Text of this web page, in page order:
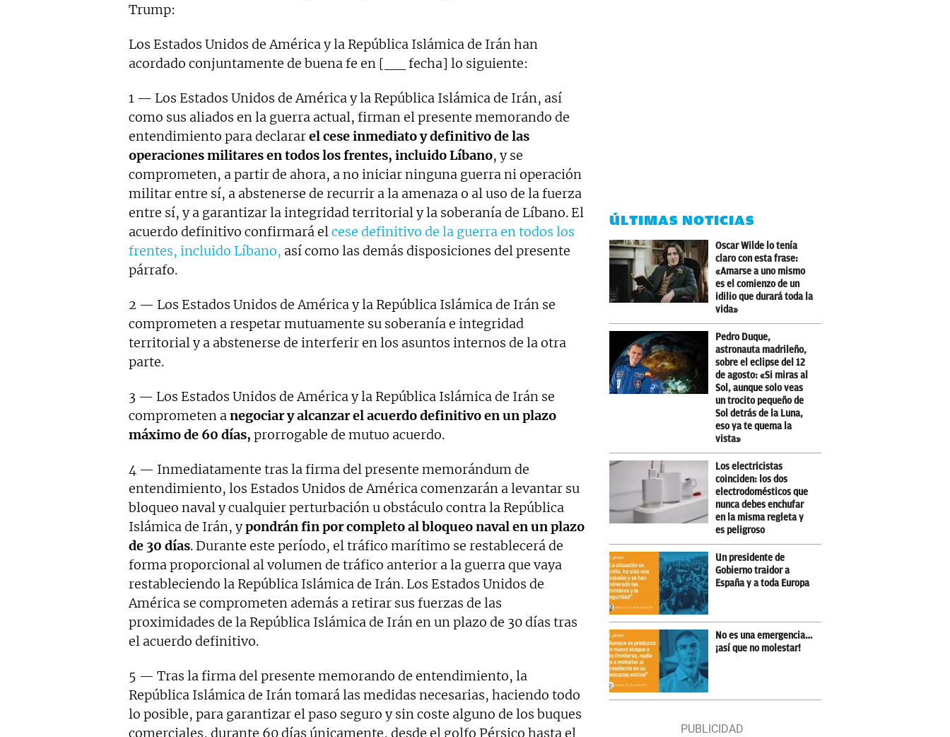
Trump:
Los Estados Unidos de América y la República Islámica de Irán han
acordado conjuntamente de buena fe en [__ fecha] lo siguiente:
1 — Los Estados Unidos de América y la República Islámica de Irán, así
como sus aliados en la guerra actual, firman el presente memorando de
entendimiento para declararel cese inmediato y definitivo de las
operaciones militares en todos los frentes, incluido Líbano, y se
comprometen, a partir de ahora, a no iniciar ninguna guerra ni operación
militar entre sí, a abstenerse de recurrir a la amenaza o al uso de la fuerza
entre sí, y a garantizar la integridad territorial y la soberanía de Líbano. El
acuerdo definitivo confirmará elcese definitivo de la guerra en todos los
frentes, incluido Líbano, así como las demás disposiciones del presente
párrafo.
2 — Los Estados Unidos de América y la República Islámica de Irán se
comprometen a respetar mutuamente su soberanía e integridad
territorial y a abstenerse de interferir en los asuntos internos de la otra
parte.
3 — Los Estados Unidos de América y la República Islámica de Irán se
comprometen anegociar y alcanzar el acuerdo definitivo en un plazo
máximo de 60 días, prorrogable de mutuo acuerdo.
4 — Inmediatamente tras la firma del presente memorándum de
entendimiento, los Estados Unidos de América comenzarán a levantar su
bloqueo naval y cualquier perturbación u obstáculo contra la República
Islámica de Irán, ypondrán fin por completo al bloqueo naval en un plazo
de 30 días. Durante este período, el tráfico marítimo se restablecerá de
forma proporcional al volumen de tráfico anterior a la guerra que vaya
restableciendo la República Islámica de Irán. Los Estados Unidos de
América se comprometen además a retirar sus fuerzas de las
proximidades de la República Islámica de Irán en un plazo de 30 días tras
el acuerdo definitivo.
5 — Tras la firma del presente memorando de entendimiento, la
República Islámica de Irán tomará las medidas necesarias, haciendo todo
lo posible, para garantizar el paso seguro y sin coste alguno de los buques
comerciales, durante 60 días únicamente, desde el golfo Pérsico hasta el
ÚLTIMAS NOTICIAS
Oscar Wilde lo tenía
claro con esta frase:
«Amarse a uno mismo
es el comienzo de un
idilio que durará toda la
vida»
Pedro Duque,
astronauta madrileño,
sobre el eclipse del 12
de agosto: «Si miras al
Sol, aunque solo veas
un trocito pequeño de
Sol detrás de la Luna,
eso ya te quema la
vista»
Los electricistas
coinciden: los dos
electrodomésticos que
nunca debes enchufar
en la misma regleta y
es peligroso
Un presidente de
Gobierno traidor a
España y a toda Europa
No es una emergencia…
¡así que no molestar!